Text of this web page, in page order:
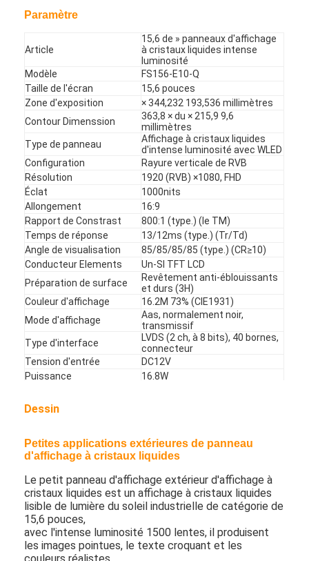
Contrôle de qualité
Contactez-nous
Nouvelles
Discuter Maintenant
Affichage d'affichage à cristaux liquides de fenêtre
double écran dégrossi d'affichage à cristaux liquides
Affichage extérieur d'affichage à cristaux liquides
Commande extérieure par des panneaux de menu
petit panneau d'affichage à cristaux liquides
Panneau lisible d'affichage à cristaux liquides de lumière du
Affichage à cristaux liquides élevé de Tni
Panneau d'affichage à cristaux liquides de cadre ouvert
Affichage à cristaux liquides optiquement métallisé
Moniteur d'affichage à cristaux liquides de cadre ouvert
Panneau d'intérieur de menu de Digital
Signage d'intérieur de Digital
Signage imperméable de Digital
Paramètre
Article
15,6 de » panneaux d'affichage
à cristaux liquides intense
luminosité
Modèle
FS156-E10-Q
Taille de l'écran
15,6 pouces
Zone d'exposition
× 344,232 193,536 millimètres
Contour Dimenssion
363,8 × du × 215,9 9,6
millimètres
Type de panneau
Affichage à cristaux liquides
d'intense luminosité avec WLED
Configuration
Rayure verticale de RVB
Résolution
1920 (RVB) ×1080, FHD
Éclat
1000nits
Allongement
16:9
Rapport de Constrast
800:1 (type.) (le TM)
Temps de réponse
13/12ms (type.) (Tr/Td)
Angle de visualisation
85/85/85/85 (type.) (CR≥10)
Conducteur Elements
Un-SI TFT LCD
Préparation de surface
Revêtement anti-éblouissants
et durs (3H)
Couleur d'affichage
16.2M 73% (CIE1931)
Mode d'affichage
Aas, normalement noir,
transmissif
Type d'interface
LVDS (2 ch, à 8 bits), 40 bornes,
connecteur
Tension d'entrée
DC12V
Puissance
16.8W
Vie rétro-éclairée
Dessin
Petites applications extérieures de panneau
d'affichage à cristaux liquides
Le petit panneau d'affichage extérieur d'affichage à
cristaux liquides est un affichage à cristaux liquides
lisible de lumière du soleil industrielle de catégorie de
15,6 pouces,
avec l'intense luminosité 1500 lentes, il produisent
les images pointues, le texte croquant et les